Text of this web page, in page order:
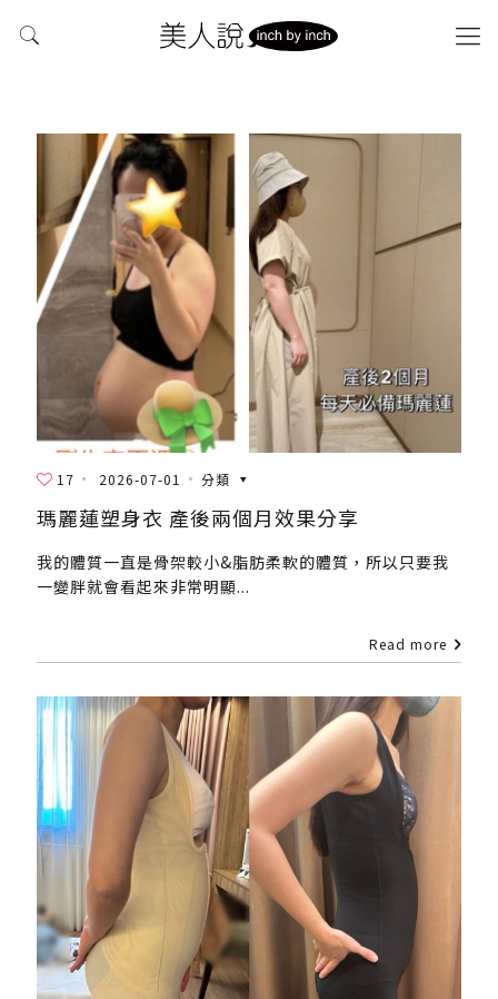
17 2026-07-01 分類
瑪麗蓮塑身衣 產後兩個月效果分享
我的體質一直是骨架較小&脂肪柔軟的體質，所以只要我
一變胖就會看起來非常明顯...
Read more